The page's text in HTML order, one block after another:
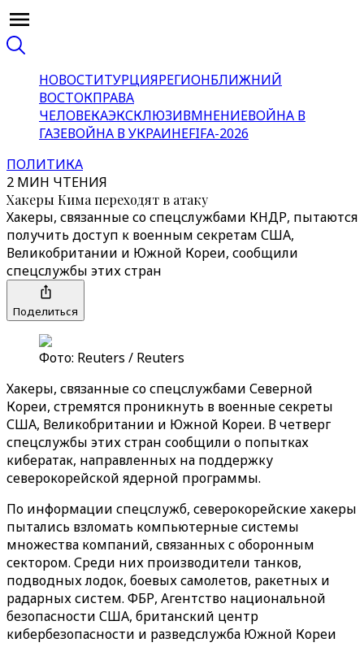
НОВОСТИТУРЦИЯРЕГИОНБЛИЖНИЙ
ВОСТОКПРАВА
ЧЕЛОВЕКАЭКСКЛЮЗИВМНЕНИЕВОЙНА В
ГАЗЕВОЙНА В УКРАИНЕFIFA-2026
ПОЛИТИКА
2 МИН ЧТЕНИЯ
Хакеры Кима переходят в атаку
Хакеры, связанные со спецслужбами КНДР, пытаются
получить доступ к военным секретам США,
Великобритании и Южной Кореи, сообщили
спецслужбы этих стран
Поделиться
Фото: Reuters / Reuters
Хакеры, связанные со спецслужбами Северной
Кореи, стремятся проникнуть в военные секреты
США, Великобритании и Южной Кореи. В четверг
спецслужбы этих стран сообщили о попытках
кибератак, направленных на поддержку
северокорейской ядерной программы.
По информации спецслужб, северокорейские хакеры
пытались взломать компьютерные системы
множества компаний, связанных с оборонным
сектором. Среди них производители танков,
подводных лодок, боевых самолетов, ракетных и
радарных систем. ФБР, Агентство национальной
безопасности США, британский центр
кибербезопасности и разведслужба Южной Кореи